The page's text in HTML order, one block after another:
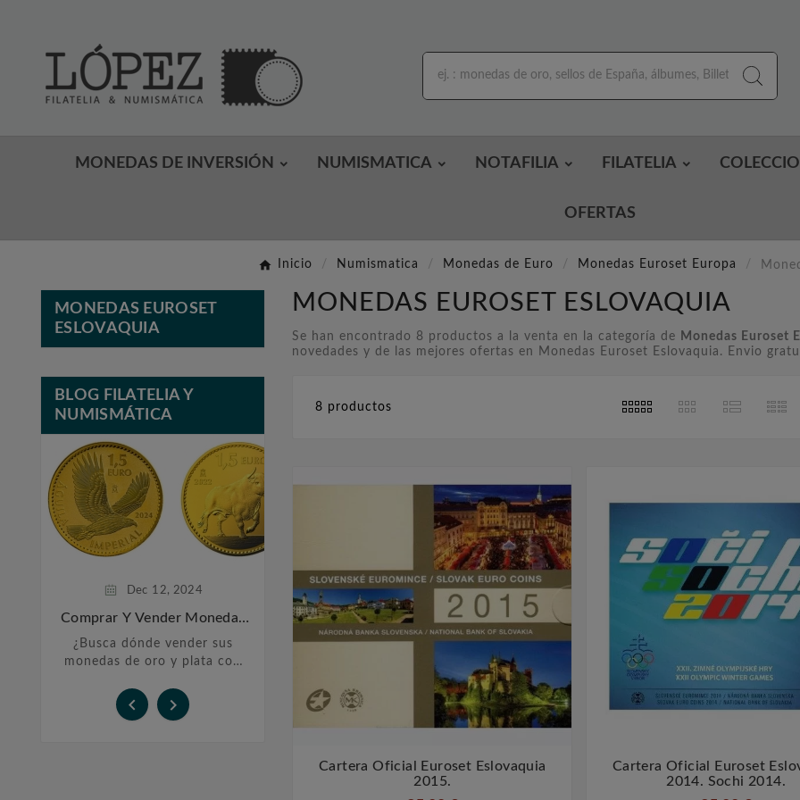
MONEDAS DE INVERSIÓN NUMISMATICA NOTAFILIA FILATELIA
OFERTAS
Inicio Numismatica Monedas de Euro Monedas Euroset Europa
MONEDAS EUROSET
ESLOVAQUIA
BLOG FILATELIA Y
NUMISMÁTICA
Dec 12, 2024
Comprar Y Vender Monedas
¿Busca dónde vender sus
monedas de oro y plata con
López, le ofrecemos un
servicio personalizado y
Monedas De Plata De
La historia de las monedas de
plata se remonta a miles de
años atrás, cuando las
sociedades humanas
comenzaron a utilizar metales
preciosos como ...
La Númismatica En Barcelona
La numismática es el estudio y
la colección de monedas y
medallas, y Barcelona es una
ciudad que cuenta con una
rica historia en este campo.
colección
otros
con la
 
MONEDAS EUROSET ESLOVAQUIA
Se han encontrado 8 productos a la venta en la categoría de Monedas Euroset
novedades y de las mejores ofertas en Monedas Euroset Eslovaquia. Envio
8 productos
 
Cartera Oficial Euroset Eslovaquia
2015.
 
Cartera Oficial Euroset
2014. Sochi 2014.